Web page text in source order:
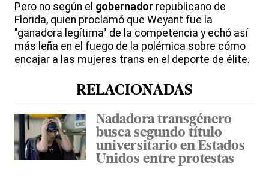
Pero no según el gobernador republicano de
Florida, quien proclamó que Weyant fue la
"ganadora legítima" de la competencia y echó así
más leña en el fuego de la polémica sobre cómo
encajar a las mujeres trans en el deporte de élite.
RELACIONADAS
Nadadora transgénero
busca segundo título
universitario en Estados
Unidos entre protestas